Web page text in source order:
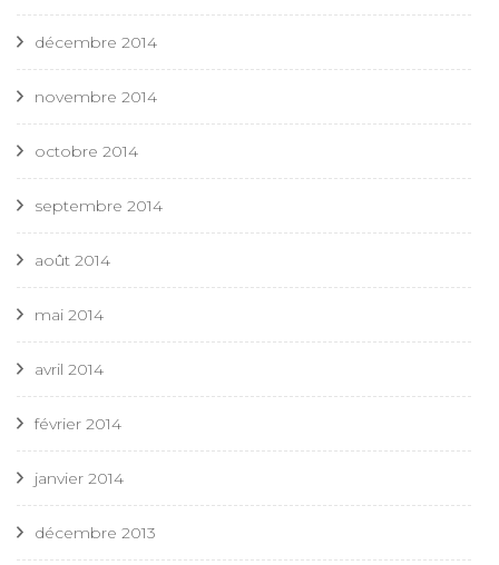
décembre 2014
novembre 2014
octobre 2014
septembre 2014
août 2014
mai 2014
avril 2014
février 2014
janvier 2014
décembre 2013